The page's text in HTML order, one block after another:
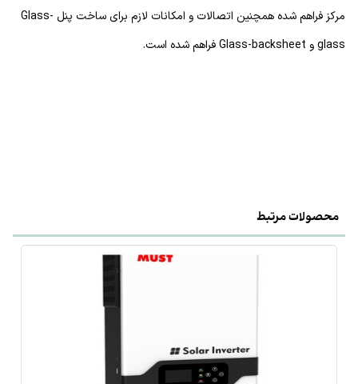
مرکز فراهم شده همچنین اتصالات و امکانات لازم برای ساخت پنل Glass-
glass و Glass-backsheet فراهم شده است.
محصولات مرتبط